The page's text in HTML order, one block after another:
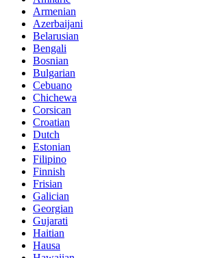
Armenian
Azerbaijani
Belarusian
Bengali
Bosnian
Bulgarian
Cebuano
Chichewa
Corsican
Croatian
Dutch
Estonian
Filipino
Finnish
Frisian
Galician
Georgian
Gujarati
Haitian
Hausa